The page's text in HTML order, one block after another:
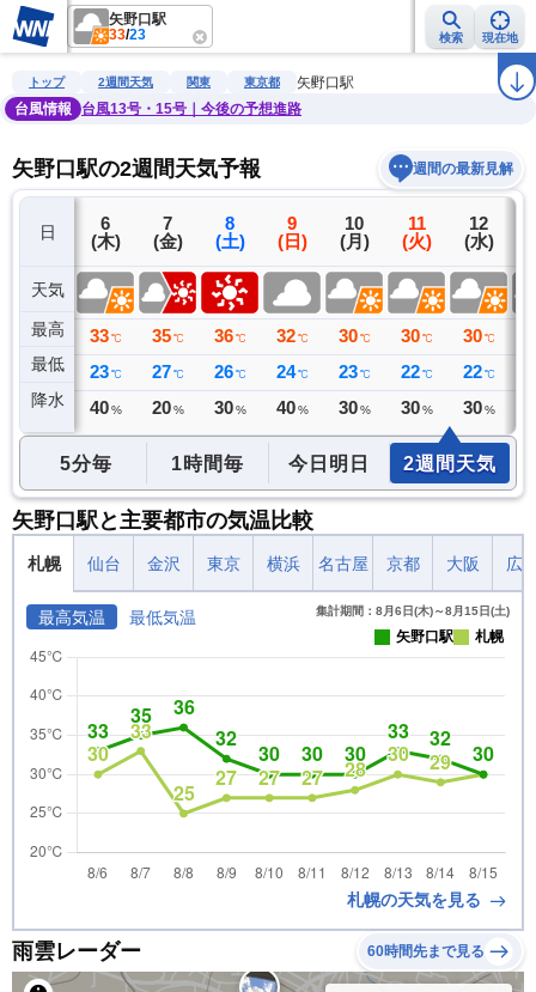
矢野口駅
33/23 検索 現在地
雨雲レーダー 台風情報 地震情報 警報・注意報 ラ
トップ 2週間天気 関東 東京都
矢野口駅
台風情報
台風13号・15号｜今後の予想進路
矢野口駅の2週間天気予報 週間の最新見解
日
天気
最高
最低
降水
5
(水)
32 ℃
23 ℃
0 ミリ
6
(木)
33 ℃
23 ℃
40 %
7
(金)
35 ℃
27 ℃
20 %
8
(土)
36 ℃
26 ℃
30 %
9
(日)
32 ℃
24 ℃
40 %
10
(月)
30 ℃
23 ℃
30 %
11
(火)
30 ℃
22 ℃
30 %
12
(水)
30 ℃
22 ℃
30 %
5分毎 1時間毎 今日明日 2週間天気
矢野口駅と主要都市の気温比較
札幌 仙台 金沢 東京 横浜 名古屋 京都 大阪 広
最高気温 最低気温 集計期間：8月6日(木)～8月15日(土)
矢野口駅 札幌
札幌の天気を見る
雨雲レーダー 60時間先まで見る